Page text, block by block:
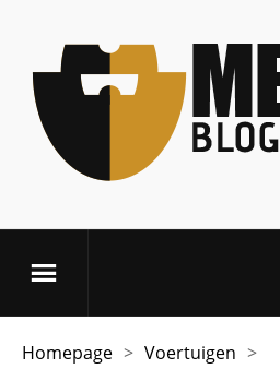
Homepage > Voertuigen >